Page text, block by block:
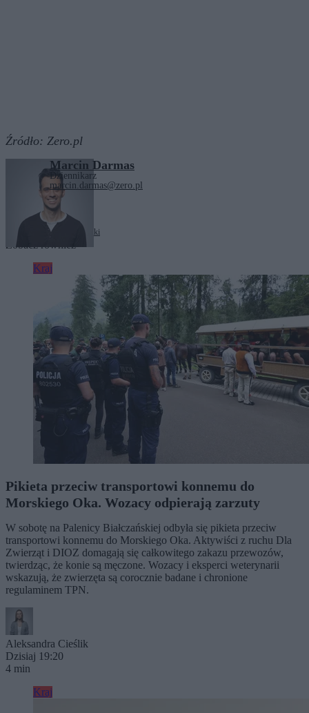
Źródło: Zero.pl
Marcin Darmas
Dziennikarz
marcin.darmas@zero.pl
Tagi: Wiesław Szczepański
Zobacz również
Kraj
Pikieta przeciw transportowi konnemu do
Morskiego Oka. Wozacy odpierają zarzuty
W sobotę na Palenicy Białczańskiej odbyła się pikieta przeciw
transportowi konnemu do Morskiego Oka. Aktywiści z ruchu Dla
Zwierząt i DIOZ domagają się całkowitego zakazu przewozów,
twierdząc, że konie są męczone. Wozacy i eksperci weterynarii
wskazują, że zwierzęta są corocznie badane i chronione
regulaminem TPN.
Aleksandra Cieślik
Dzisiaj 19:20
4 min
Kraj